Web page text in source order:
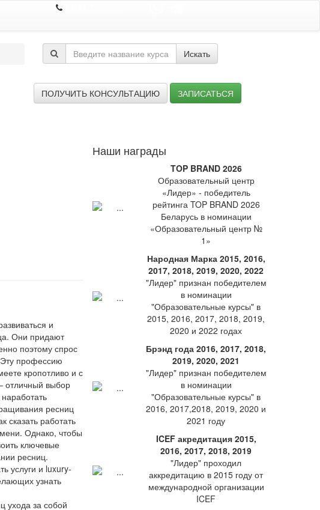
Искать
ПОЛУЧИТЬ КОНСУЛЬТАЦИЮ ЗАПИСАТЬСЯ
и
Они придают
поэтому спрос
профессию
кропотливо и с
отличный выбор
ресниц
сказать работать
Однако, чтобы
ключевые
ресниц.
услуги и luxury-
узнать
Наши награды
TOP BRAND 2026
Образовательный центр
«Лидер» - победитель
рейтинга TOP BRAND 2026
Беларусь в номинации
«Образовательный центр №
1»
Народная Марка 2015, 2016,
2017, 2018, 2019, 2020, 2022
"Лидер" признан победителем
в номинации
"Образовательные курсы" в
2015, 2016, 2017, 2018, 2019,
2020 и 2022 годах
Брэнд года 2016, 2017, 2018,
2019, 2020, 2021
"Лидер" признан победителем
в номинации
"Образовательные курсы" в
2016, 2017,2018, 2019, 2020 и
2021 году
ICEF акредитация 2015,
2016, 2017, 2018, 2019
"Лидер" проходил
аккредитацию в 2015 году от
международной организации
ICEF